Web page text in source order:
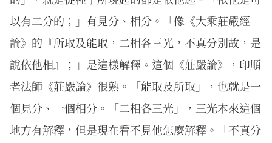
以有二分的；」有見分、相分。「像《大乘莊嚴經
論》的『所取及能取，二相各三光，不真分別故，是
說依他相』；」是這樣解釋。這個《莊嚴論》，印順
老法師《莊嚴論》很熟。「能取及所取」，也就是一
個見分、一個相分。「二相各三光」，三光本來這個
地方有解釋，但是現在看不見他怎麼解釋。「不真分